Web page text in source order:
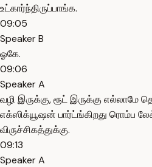
உட்கார்ந்திருப்பாங்க.
09:05
Speaker B
ஓகே.
09:06
Speaker A
வழி இருக்கு, ரூட் இருக்கு எல்லாமே
எக்ஸிக்யூஷன் பார்ட்ங்கிறது ரொம்ப
விருச்சிகத்துக்கு.
09:13
Speaker A